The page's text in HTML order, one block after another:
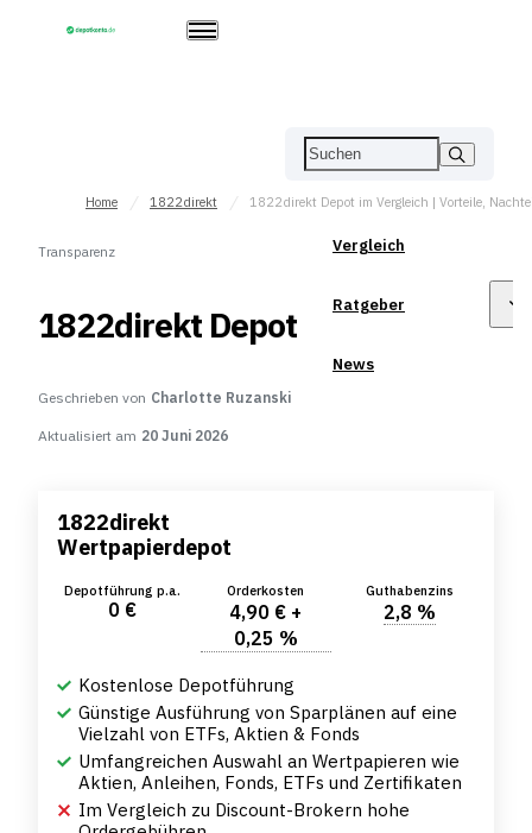
Vergleich
Ratgeber
News
Home 1822direkt
Transparenz
1822direkt Depot
Geschrieben von Charlotte Ruzanski
Aktualisiert am 20 Juni 2026
1822direkt
Wertpapierdepot
Depotführung p.a.
0 €
Orderkosten
4,90 € +
0,25 %
Guthabenzins
2,8 %
Kostenlose Depotführung
Günstige Ausführung von Sparplänen auf eine
Vielzahl von ETFs, Aktien & Fonds
Umfangreichen Auswahl an Wertpapieren wie
Aktien, Anleihen, Fonds, ETFs und Zertifikaten
Im Vergleich zu Discount-Brokern hohe